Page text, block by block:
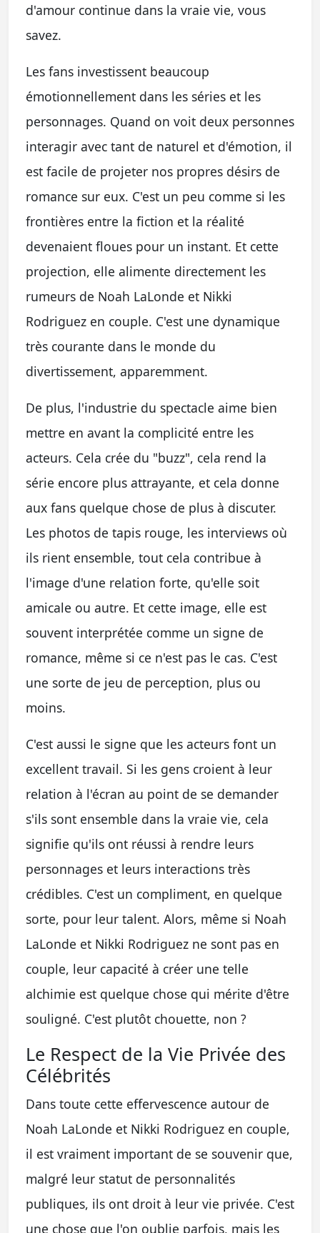
d'amour continue dans la vraie vie, vous
savez.
Les fans investissent beaucoup
émotionnellement dans les séries et les
personnages. Quand on voit deux personnes
interagir avec tant de naturel et d'émotion, il
est facile de projeter nos propres désirs de
romance sur eux. C'est un peu comme si les
frontières entre la fiction et la réalité
devenaient floues pour un instant. Et cette
projection, elle alimente directement les
rumeurs de Noah LaLonde et Nikki
Rodriguez en couple. C'est une dynamique
très courante dans le monde du
divertissement, apparemment.
De plus, l'industrie du spectacle aime bien
mettre en avant la complicité entre les
acteurs. Cela crée du "buzz", cela rend la
série encore plus attrayante, et cela donne
aux fans quelque chose de plus à discuter.
Les photos de tapis rouge, les interviews où
ils rient ensemble, tout cela contribue à
l'image d'une relation forte, qu'elle soit
amicale ou autre. Et cette image, elle est
souvent interprétée comme un signe de
romance, même si ce n'est pas le cas. C'est
une sorte de jeu de perception, plus ou
moins.
C'est aussi le signe que les acteurs font un
excellent travail. Si les gens croient à leur
relation à l'écran au point de se demander
s'ils sont ensemble dans la vraie vie, cela
signifie qu'ils ont réussi à rendre leurs
personnages et leurs interactions très
crédibles. C'est un compliment, en quelque
sorte, pour leur talent. Alors, même si Noah
LaLonde et Nikki Rodriguez ne sont pas en
couple, leur capacité à créer une telle
alchimie est quelque chose qui mérite d'être
souligné. C'est plutôt chouette, non ?
Le Respect de la Vie Privée des
Célébrités
Dans toute cette effervescence autour de
Noah LaLonde et Nikki Rodriguez en couple,
il est vraiment important de se souvenir que,
malgré leur statut de personnalités
publiques, ils ont droit à leur vie privée. C'est
une chose que l'on oublie parfois, mais les